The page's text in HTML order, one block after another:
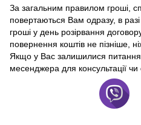
За загальним правилом гроші,
повертаються Вам одразу, в
гроші у день розірвання
повернення коштів не пізніше,
Якщо у Вас залишилися питання
месенджера для консультації